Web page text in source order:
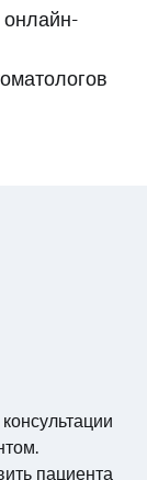
пациента